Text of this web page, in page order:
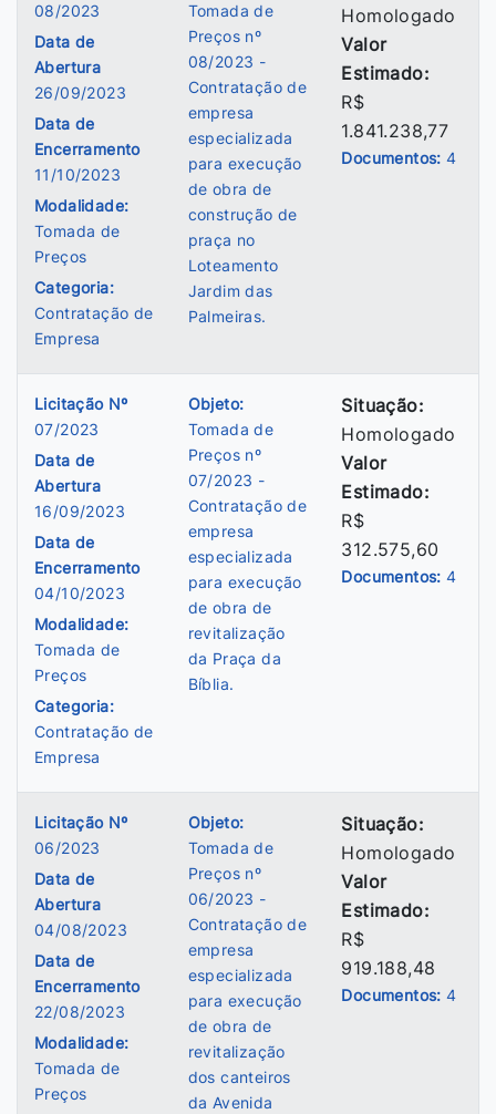
08/2023
Data de
Abertura
26/09/2023
Data de
Encerramento
11/10/2023
Modalidade:
Tomada de
Preços
Categoria:
Contratação de
Empresa
Tomada de
Preços nº
08/2023 -
Contratação de
empresa
especializada
para execução
de obra de
construção de
praça no
Loteamento
Jardim das
Palmeiras.
Homologado
Valor
Estimado:
R$
1.841.238,77
Documentos:4
Licitação Nº
07/2023
Data de
Abertura
16/09/2023
Data de
Encerramento
04/10/2023
Modalidade:
Tomada de
Preços
Categoria:
Contratação de
Empresa
Objeto:
Tomada de
Preços nº
07/2023 -
Contratação de
empresa
especializada
para execução
de obra de
revitalização
da Praça da
Bíblia.
Situação:
Homologado
Valor
Estimado:
R$
312.575,60
Documentos:4
Licitação Nº
06/2023
Data de
Abertura
04/08/2023
Data de
Encerramento
22/08/2023
Modalidade:
Tomada de
Preços
Objeto:
Tomada de
Preços nº
06/2023 -
Contratação de
empresa
especializada
para execução
de obra de
revitalização
dos canteiros
da Avenida
Situação:
Homologado
Valor
Estimado:
R$
919.188,48
Documentos:4